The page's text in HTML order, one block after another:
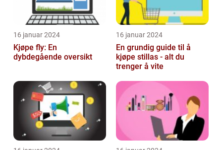
16 januar 2024
Kjøpe fly: En
dybdegående oversikt
16 januar 2024
En grundig guide til å
kjøpe stillas - alt du
trenger å vite